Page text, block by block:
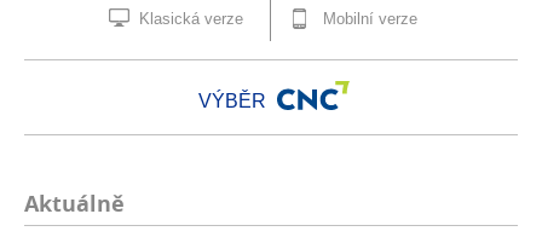
Klasická verze Mobilní verze
VÝBĚR
Aktuálně